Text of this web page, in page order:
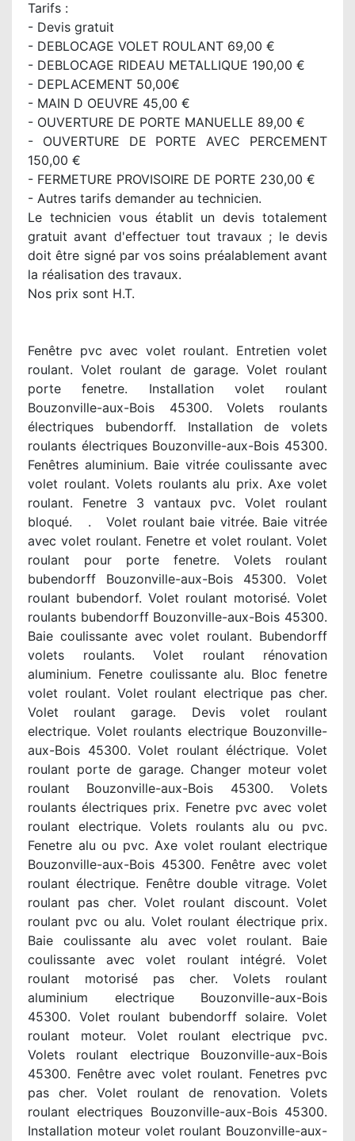
Tarifs :
- Devis gratuit
- DEBLOCAGE VOLET ROULANT 69,00 €
- DEBLOCAGE RIDEAU METALLIQUE 190,00 €
- DEPLACEMENT 50,00€
- MAIN D OEUVRE 45,00 €
- OUVERTURE DE PORTE MANUELLE 89,00 €
- OUVERTURE DE PORTE AVEC PERCEMENT
150,00 €
- FERMETURE PROVISOIRE DE PORTE 230,00 €
- Autres tarifs demander au technicien.
Le technicien vous établit un devis totalement
gratuit avant d'effectuer tout travaux ; le devis
doit être signé par vos soins préalablement avant
la réalisation des travaux.
Nos prix sont H.T.
Fenêtre pvc avec volet roulant. Entretien volet
roulant. Volet roulant de garage. Volet roulant
porte fenetre. Installation volet roulant
Bouzonville-aux-Bois 45300. Volets roulants
électriques bubendorff. Installation de volets
roulants électriques Bouzonville-aux-Bois 45300.
Fenêtres aluminium. Baie vitrée coulissante avec
volet roulant. Volets roulants alu prix. Axe volet
roulant. Fenetre 3 vantaux pvc. Volet roulant
bloqué. . Volet roulant baie vitrée. Baie vitrée
avec volet roulant. Fenetre et volet roulant. Volet
roulant pour porte fenetre. Volets roulant
bubendorff Bouzonville-aux-Bois 45300. Volet
roulant bubendorf. Volet roulant motorisé. Volet
roulants bubendorff Bouzonville-aux-Bois 45300.
Baie coulissante avec volet roulant. Bubendorff
volets roulants. Volet roulant rénovation
aluminium. Fenetre coulissante alu. Bloc fenetre
volet roulant. Volet roulant electrique pas cher.
Volet roulant garage. Devis volet roulant
electrique. Volet roulants electrique Bouzonville-
aux-Bois 45300. Volet roulant éléctrique. Volet
roulant porte de garage. Changer moteur volet
roulant Bouzonville-aux-Bois 45300. Volets
roulants électriques prix. Fenetre pvc avec volet
roulant electrique. Volets roulants alu ou pvc.
Fenetre alu ou pvc. Axe volet roulant electrique
Bouzonville-aux-Bois 45300. Fenêtre avec volet
roulant électrique. Fenêtre double vitrage. Volet
roulant pas cher. Volet roulant discount. Volet
roulant pvc ou alu. Volet roulant électrique prix.
Baie coulissante alu avec volet roulant. Baie
coulissante avec volet roulant intégré. Volet
roulant motorisé pas cher. Volets roulant
aluminium electrique Bouzonville-aux-Bois
45300. Volet roulant bubendorff solaire. Volet
roulant moteur. Volet roulant electrique pvc.
Volets roulant electrique Bouzonville-aux-Bois
45300. Fenêtre avec volet roulant. Fenetres pvc
pas cher. Volet roulant de renovation. Volets
roulant electriques Bouzonville-aux-Bois 45300.
Installation moteur volet roulant Bouzonville-aux-